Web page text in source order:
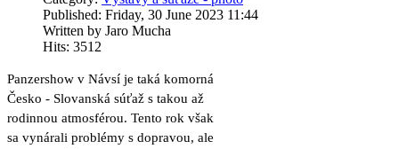
Published: Friday, 30 June 2023 11:44
Written by Jaro Mucha
Hits: 3512
Panzershow v Návsí je taká komorná
Česko - Slovanská súťaž s takou až
rodinnou atmosférou. Tento rok však
sa vynárali problémy s dopravou, ale